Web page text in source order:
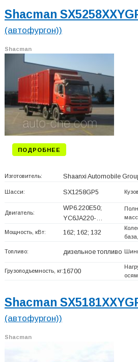
Shacman
(автофургон))
Shacman
ПОДРОБНЕЕ
Изготовитель: Shaanxi Automobile
Шасси: SX1258GP5
Двигатель:
WP6.220E50;
YC6JA220-…
Мощность, кВт: 162; 162; 132
Топливо: дизельное топливо
Грузоподъемность, кг:16700
Shacman
(автофургон))
Shacman